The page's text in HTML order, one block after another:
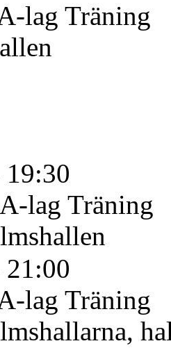
lag Träning
19:30
lag Träning
21:00
lag Träning